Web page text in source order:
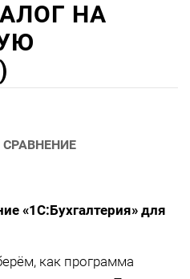
НА
СРАВНЕНИЕ
«1С:Бухгалтерия» для
как программа